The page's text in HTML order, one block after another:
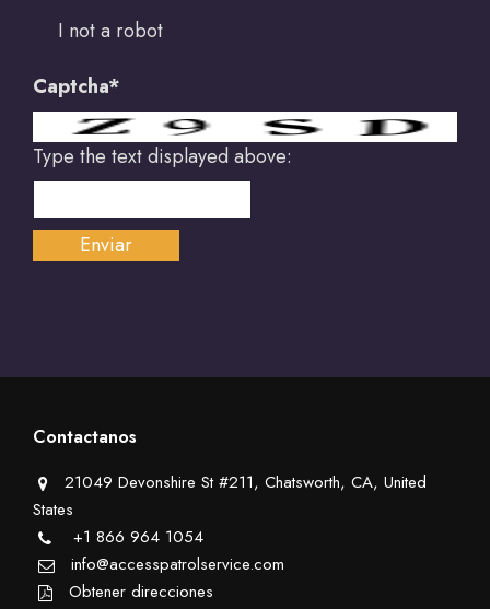
I not a robot
Captcha*
Type the text displayed above:
Contactanos
21049 Devonshire St #211, Chatsworth, CA, United
States
+1 866 964 1054
info@accesspatrolservice.com
Obtener direcciones